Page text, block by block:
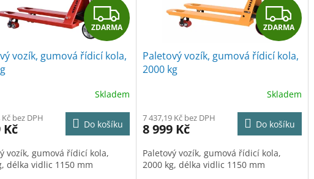
Z
D
A
R
M
A
ZDARMA
vozík, gumová řídicí kola,
Skladem
bez DPH
Kč Do košíku
vozík, gumová řídicí kola,
délka vidlic 1150 mm
Z
D
A
R
M
A
ZDARMA
Paletový vozík, gumová řídicí kola,
2000 kg
Skladem
7 437,19 Kč bez DPH
8 999 Kč Do košíku
Paletový vozík, gumová řídicí kola,
2000 kg, délka vidlic 1150 mm